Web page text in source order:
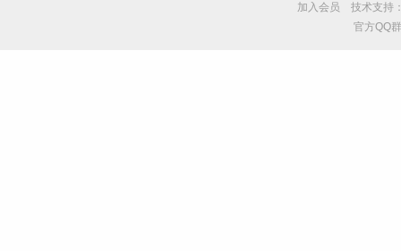
加入会员
技术支持
官方QQ